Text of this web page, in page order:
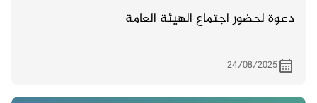
دعوة لحضور اجتماع الهيئة العامة
24/08/2025